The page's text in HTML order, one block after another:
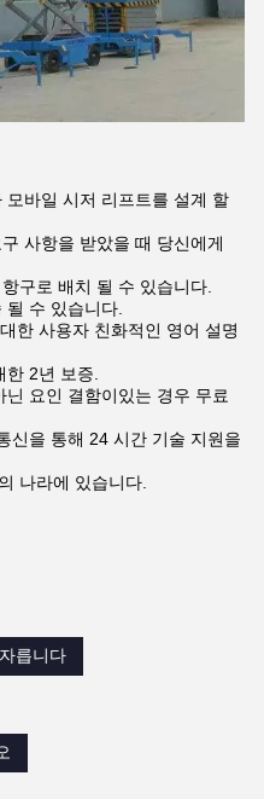
바일 시저 리프트를 설계 할
사항을 받았을 때 당신에게
구로 배치 될 수 있습니다.
될 수 있습니다.
한 사용자 친화적인 영어 설명
한 2년 보증.
요인 결함이있는 경우 무료
신을 통해 24 시간 기술 지원을
나라에 있습니다.
릅니다